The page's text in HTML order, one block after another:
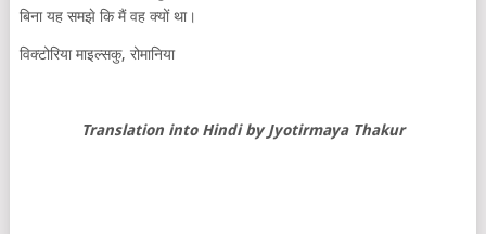
बिना यह समझे कि मैं वह क्यों था।
विक्टोरिया माइल्सकु, रोमानिया
Translation into Hindi by Jyotirmaya Thakur